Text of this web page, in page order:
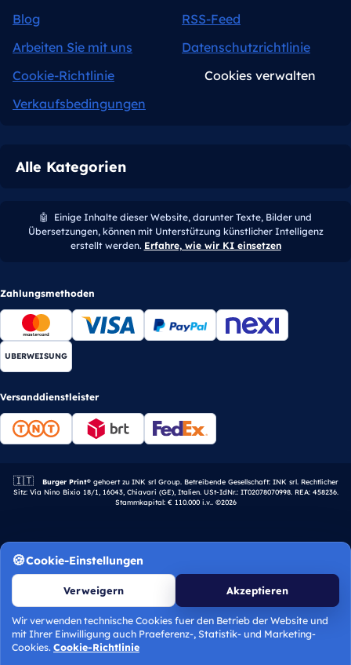
Blog
RSS-Feed
Arbeiten Sie mit uns
Datenschutzrichtlinie
Cookie-Richtlinie
Cookies verwalten
Verkaufsbedingungen
Alle Kategorien
🤖
Einige Inhalte dieser Website, darunter Texte, Bilder und
Übersetzungen, können mit Unterstützung künstlicher Intelligenz
erstellt werden. Erfahre, wie wir KI einsetzen
Zahlungsmethoden
UBERWEISUNG
Versanddienstleister
🇮🇹 Italienisches Unternehmen.
Burger Print®gehoert zu INK srl Group. Betreibende Gesellschaft: INK srl. Rechtlicher
Sitz: Via Nino Bixio 18/1, 16043, Chiavari (GE), Italien. USt-IdNr.: IT02078070998. REA: 458236.
Stammkapital: € 110.000 i.v.. ©2026
Cookie-Einstellungen
Verweigern Akzeptieren
Wir verwenden technische Cookies fuer den Betrieb der Website und
mit Ihrer Einwilligung auch Praeferenz-, Statistik- und Marketing-
Cookies. Cookie-RichtlinieAngebot berechnen